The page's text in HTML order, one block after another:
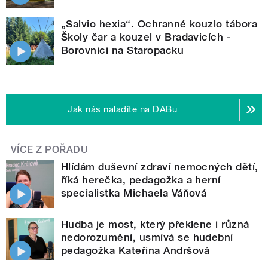
„Salvio hexia“. Ochranné kouzlo tábora
Školy čar a kouzel v Bradavicích -
Borovnici na Staropacku
Jak nás naladíte na DABu
VÍCE Z POŘADU
Hlídám duševní zdraví nemocných dětí,
říká herečka, pedagožka a herní
specialistka Michaela Váňová
Hudba je most, který překlene i různá
nedorozumění, usmívá se hudební
pedagožka Kateřina Andršová